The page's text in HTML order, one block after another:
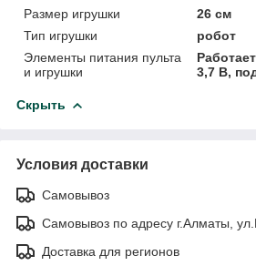
Размер игрушки
26 см
Тип игрушки
робот
Элементы питания пульта
и игрушки
3,7 В,
Скрыть
Условия доставки
Самовывоз
Самовывоз по адресу г.Алматы,
Доставка для регионов